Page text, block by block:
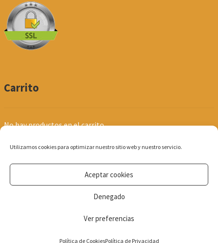
Utilizamos cookies para optimizar nuestro sitio web y nuestro servicio.
Aceptar cookies
Denegado
Ver preferencias
Política de CookiesPolítica de Privacidad
Carrito
No hay productos en el carrito.
© Produpel | Productos de Peluquería y Estética 2026